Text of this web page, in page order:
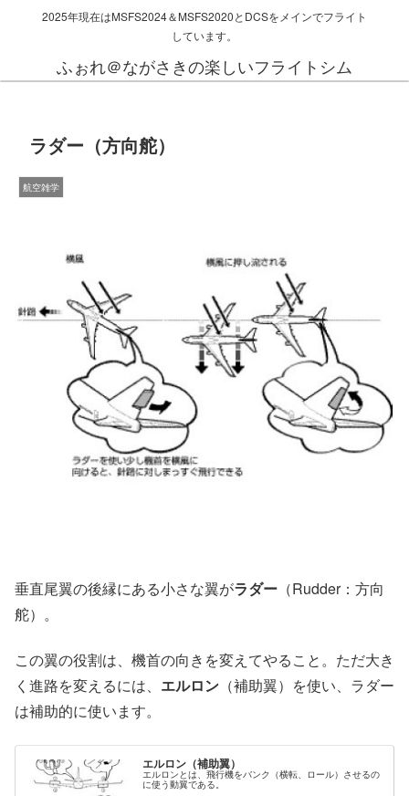
2025年現在はMSFS2024＆MSFS2020とDCSをメインでフライト
しています。
ふぉれ＠ながさきの楽しいフライトシム
ラダー（方向舵）
航空雑学
垂直尾翼の後縁にある小さな翼がラダー （Rudder：方向
舵）。
この翼の役割は、機首の向きを変えてやること。ただ大き
く進路を変えるには、 エルロン （補助翼）を使い、ラダー
は補助的に使います。
エルロン（補助翼）
エルロンとは、飛行機をバンク（横転、ロール）させるの
に使う動翼である。